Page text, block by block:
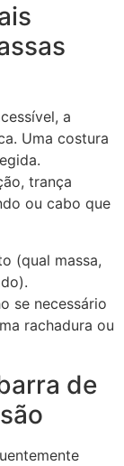
a
Uma costura
trança
ou cabo que
(qual massa,
se necessário
rachadura ou
de
ECLAIR